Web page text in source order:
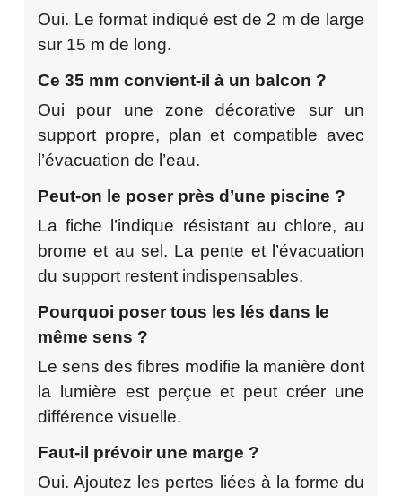
Oui. Le format indiqué est de 2 m de large
sur 15 m de long.
Ce 35 mm convient-il à un balcon ?
Oui pour une zone décorative sur un
support propre, plan et compatible avec
l’évacuation de l’eau.
Peut-on le poser près d’une piscine ?
La fiche l’indique résistant au chlore, au
brome et au sel. La pente et l’évacuation
du support restent indispensables.
Pourquoi poser tous les lés dans le
même sens ?
Le sens des fibres modifie la manière dont
la lumière est perçue et peut créer une
différence visuelle.
Faut-il prévoir une marge ?
Oui. Ajoutez les pertes liées à la forme du